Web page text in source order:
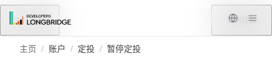
跳转到内容
菜单 回到顶部
主页 / 账户 / 定投 / 暂停定投